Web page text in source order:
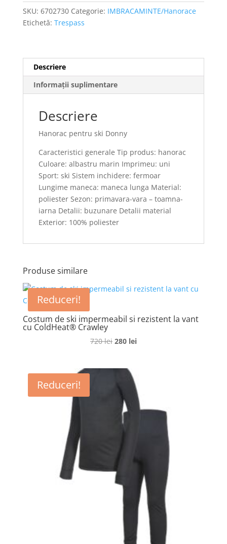
SKU: 6702730 Categorie: IMBRACAMINTE/Hanorace
Etichetă: Trespass
Descriere
Informații suplimentare
Descriere
Hanorac pentru ski Donny
Caracteristici generale Tip produs: hanorac
Culoare: albastru marin Imprimeu: uni
Sport: ski Sistem inchidere: fermoar
Lungime maneca: maneca lunga Material:
poliester Sezon: primavara-vara – toamna-
iarna Detalii: buzunare Detalii material
Exterior: 100% poliester
Produse similare
Reduceri!
Costum de ski impermeabil si rezistent la vant
cu ColdHeat® Crawley
720lei Prețul
720 lei.
280 leiPrețul
Reduceri!